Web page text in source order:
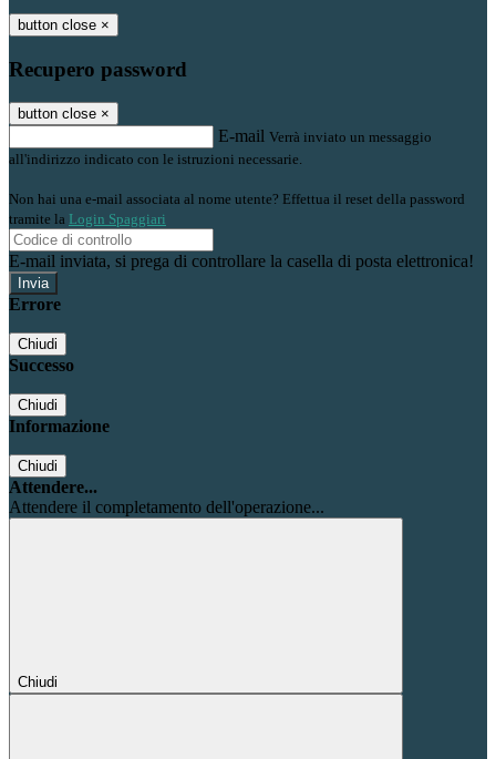
button close ×
Recupero password
button close ×
E-mail Verrà inviato un messaggio
all'indirizzo indicato con le istruzioni necessarie.
Non hai una e-mail associata al nome utente? Effettua il reset della password
tramite la Login Spaggiari
E-mail inviata, si prega di controllare la casella di posta elettronica!
Errore
Chiudi
Successo
Chiudi
Informazione
Chiudi
Attendere...
Attendere il completamento dell'operazione...
Chiudi